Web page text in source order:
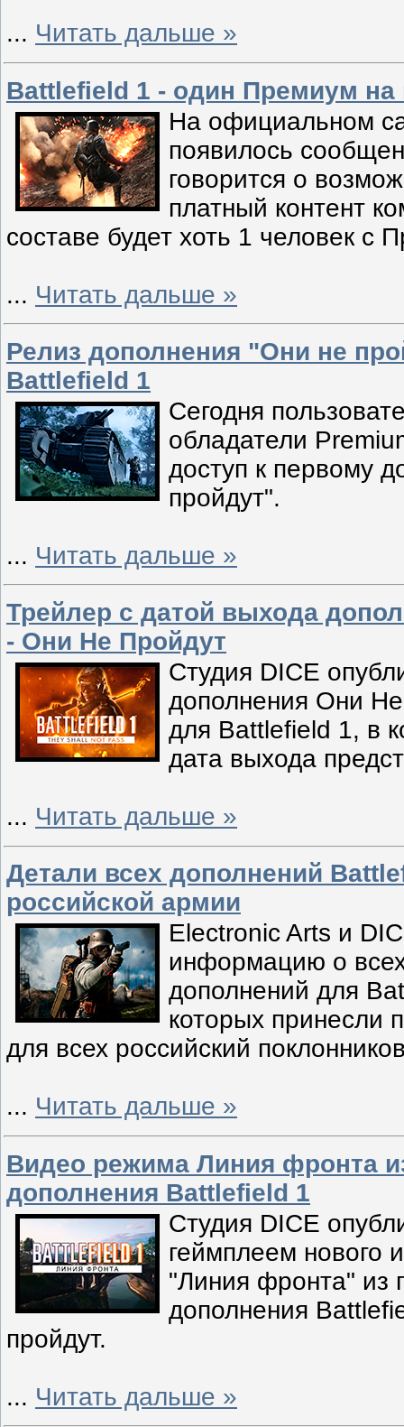
... Читать дальше »
Battlefield 1 - один Премиум на
На официальном
появилось
говорится о
платный контент
составе будет хоть 1 человек с
... Читать дальше »
Релиз дополнения "Они не
Battlefield 1
Сегодня
обладатели
доступ к первому
пройдут".
... Читать дальше »
Трейлер с датой выхода
- Они Не Пройдут
Студия DICE
дополнения Они
для Battlefield 1, в
дата выхода
... Читать дальше »
Детали всех дополнений
российской армии
Electronic Arts и
информацию о
дополнений для
которых принесли
для всех российский
... Читать дальше »
Видео режима Линия фронта
дополнения Battlefield 1
Студия DICE
геймплеем нового
"Линия фронта" из
дополнения
пройдут.
... Читать дальше »